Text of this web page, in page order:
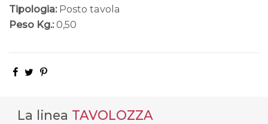
Tipologia: Posto tavola
Peso Kg.: 0,50
La linea TAVOLOZZA